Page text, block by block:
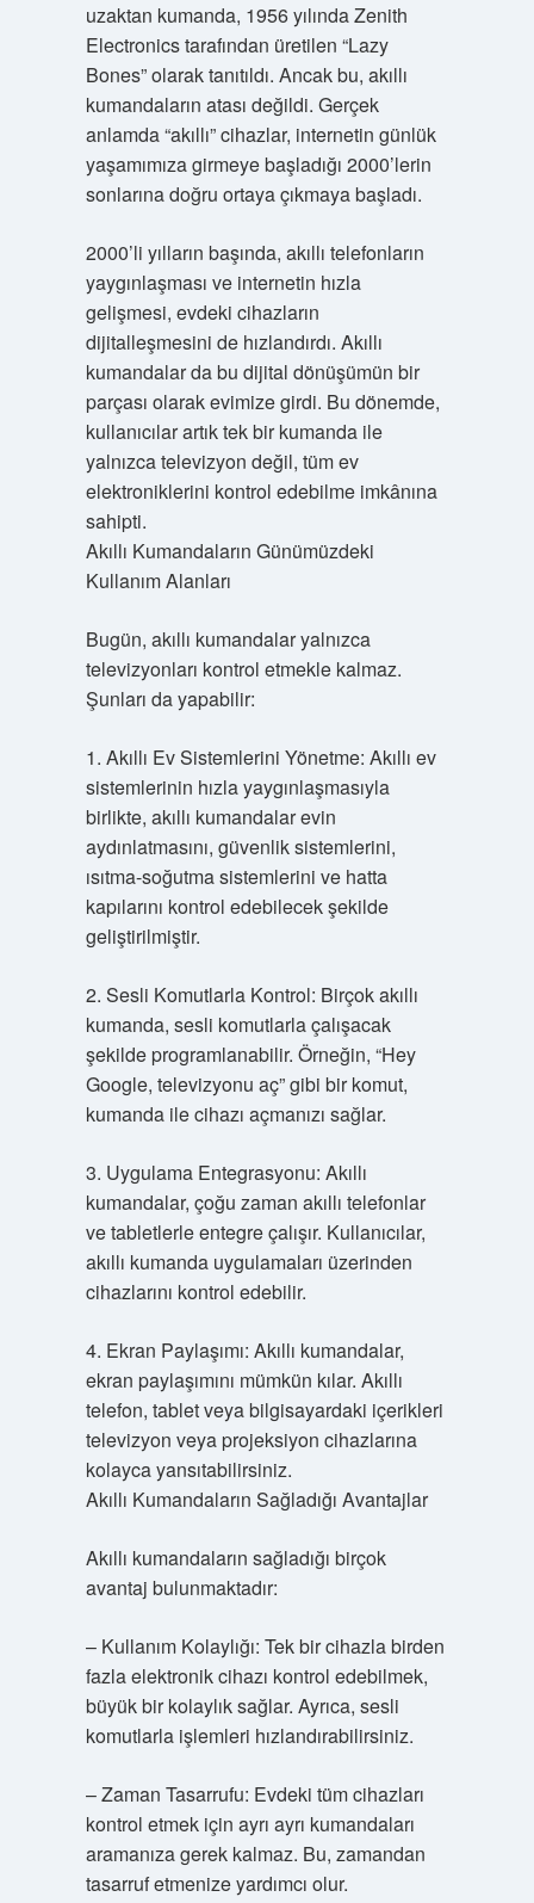
uzaktan kumanda, 1956 yılında Zenith
Electronics tarafından üretilen “Lazy
Bones” olarak tanıtıldı. Ancak bu, akıllı
kumandaların atası değildi. Gerçek
anlamda “akıllı” cihazlar, internetin günlük
yaşamımıza girmeye başladığı 2000’lerin
sonlarına doğru ortaya çıkmaya başladı.
2000’li yılların başında, akıllı telefonların
yaygınlaşması ve internetin hızla
gelişmesi, evdeki cihazların
dijitalleşmesini de hızlandırdı. Akıllı
kumandalar da bu dijital dönüşümün bir
parçası olarak evimize girdi. Bu dönemde,
kullanıcılar artık tek bir kumanda ile
yalnızca televizyon değil, tüm ev
elektroniklerini kontrol edebilme imkânına
sahipti.
Akıllı Kumandaların Günümüzdeki
Kullanım Alanları
Bugün, akıllı kumandalar yalnızca
televizyonları kontrol etmekle kalmaz.
Şunları da yapabilir:
1. Akıllı Ev Sistemlerini Yönetme: Akıllı ev
sistemlerinin hızla yaygınlaşmasıyla
birlikte, akıllı kumandalar evin
aydınlatmasını, güvenlik sistemlerini,
ısıtma-soğutma sistemlerini ve hatta
kapılarını kontrol edebilecek şekilde
geliştirilmiştir.
2. Sesli Komutlarla Kontrol: Birçok akıllı
kumanda, sesli komutlarla çalışacak
şekilde programlanabilir. Örneğin, “Hey
Google, televizyonu aç” gibi bir komut,
kumanda ile cihazı açmanızı sağlar.
3. Uygulama Entegrasyonu: Akıllı
kumandalar, çoğu zaman akıllı telefonlar
ve tabletlerle entegre çalışır. Kullanıcılar,
akıllı kumanda uygulamaları üzerinden
cihazlarını kontrol edebilir.
4. Ekran Paylaşımı: Akıllı kumandalar,
ekran paylaşımını mümkün kılar. Akıllı
telefon, tablet veya bilgisayardaki içerikleri
televizyon veya projeksiyon cihazlarına
kolayca yansıtabilirsiniz.
Akıllı Kumandaların Sağladığı Avantajlar
Akıllı kumandaların sağladığı birçok
avantaj bulunmaktadır:
– Kullanım Kolaylığı: Tek bir cihazla birden
fazla elektronik cihazı kontrol edebilmek,
büyük bir kolaylık sağlar. Ayrıca, sesli
komutlarla işlemleri hızlandırabilirsiniz.
– Zaman Tasarrufu: Evdeki tüm cihazları
kontrol etmek için ayrı ayrı kumandaları
aramanıza gerek kalmaz. Bu, zamandan
tasarruf etmenize yardımcı olur.